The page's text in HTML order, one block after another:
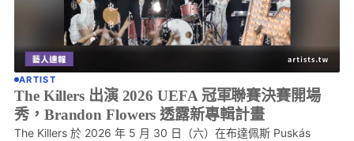
ARTIST
The Killers 出演 2026 UEFA 冠軍聯賽決賽開場
秀，Brandon Flowers 透露新專輯計畫
The Killers 於 2026 年 5 月 30 日（六）在布達佩斯 Puskás